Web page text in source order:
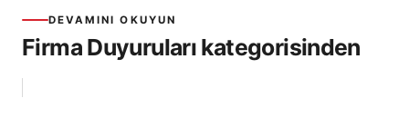
DEVAMINI OKUYUN
Firma Duyuruları kategorisinden